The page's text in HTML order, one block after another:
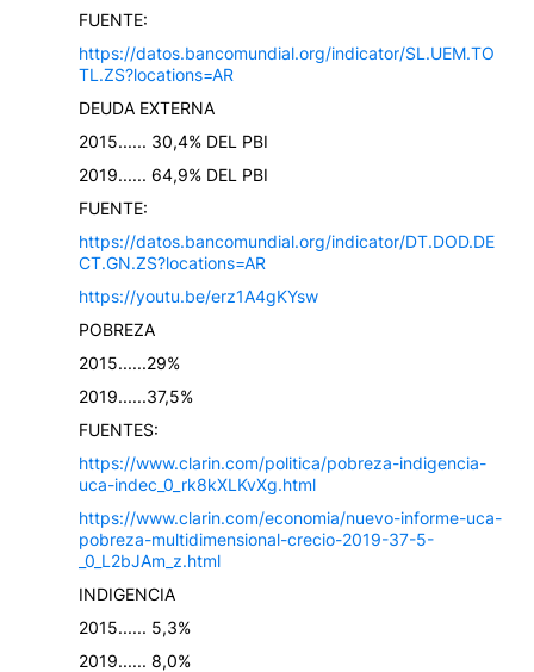
FUENTE:
https://datos.bancomundial.org/indicator/SL.UEM.TO
TL.ZS?locations=AR
DEUDA EXTERNA
2015...... 30,4% DEL PBI
2019...... 64,9% DEL PBI
FUENTE:
https://datos.bancomundial.org/indicator/DT.DOD.DE
CT.GN.ZS?locations=AR
https://youtu.be/erz1A4gKYsw
POBREZA
2015......29%
2019......37,5%
FUENTES:
https://www.clarin.com/politica/pobreza-indigencia-
uca-indec_0_rk8kXLKvXg.html
https://www.clarin.com/economia/nuevo-informe-uca-
pobreza-multidimensional-crecio-2019-37-5-
_0_L2bJAm_z.html
INDIGENCIA
2015...... 5,3%
2019...... 8,0%